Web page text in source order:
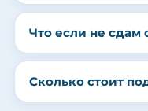
Что если не сдам
Сколько стоит